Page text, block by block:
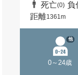
死亡(0) 負
距離1361m
0～24歳
他